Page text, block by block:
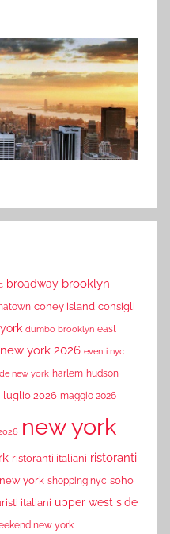
broadway brooklyn
coney island consigli
dumbo brooklyn east
york 2026 eventi nyc
new york harlem hudson
luglio 2026 maggio 2026
new york
ristoranti italiani ristoranti
york shopping nyc soho
italiani upper west side
new york